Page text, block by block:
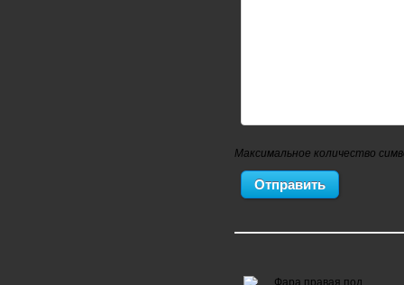
Максимальное количество